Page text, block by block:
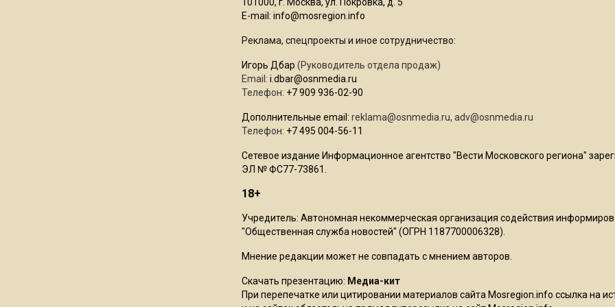
E-mail: info@mosregion.info
Реклама, спецпроекты и иное сотрудничество:
Игорь Дбар (Руководитель отдела продаж)
Email: i.dbar@osnmedia.ru
Телефон: +7 909 936-02-90
Дополнительные email: reklama@osnmedia.ru, adv@osnmedia.ru
Телефон: +7 495 004-56-11
Сетевое издание Информационное агентство "Вести Московского региона"
ЭЛ № ФС77-73861.
18+
Учредитель: Автономная некоммерческая организация содействия
"Общественная служба новостей" (ОГРН 1187700006328).
Мнение редакции может не совпадать с мнением авторов.
Скачать презентацию: Медиа-кит
При перепечатке или цитировании материалов сайта Mosregion.info ссылка на